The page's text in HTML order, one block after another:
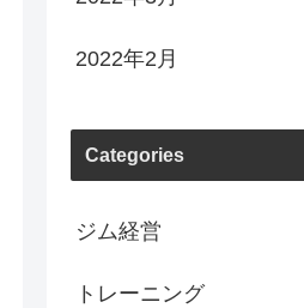
2022年2月
Categories
ジム経営
トレーニング